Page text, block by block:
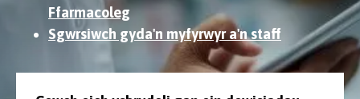
Ffarmacoleg
Sgwrsiwch gyda'n myfyrwyr a'n staff